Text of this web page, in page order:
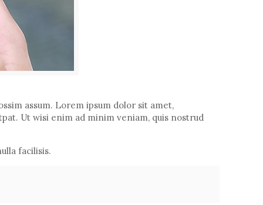
assum. Lorem ipsum dolor sit amet,
Ut wisi enim ad minim veniam, quis nostrud
facilisis.